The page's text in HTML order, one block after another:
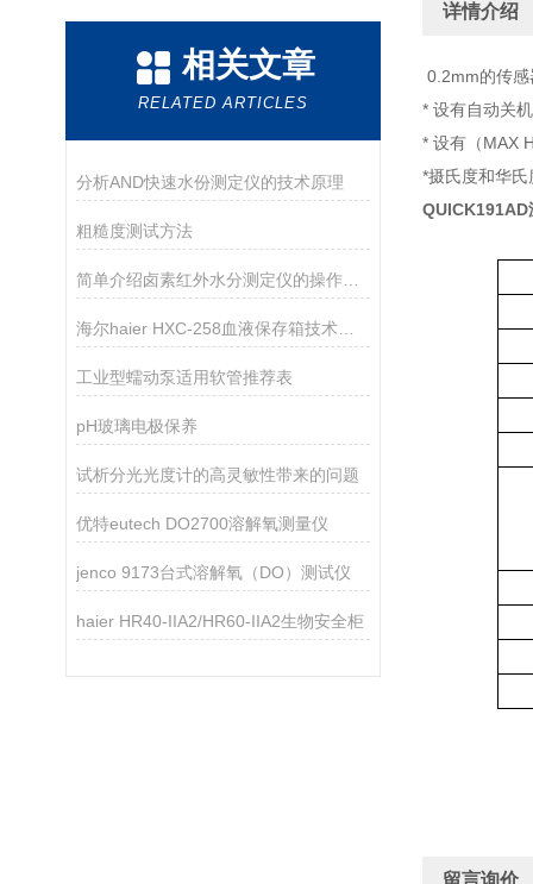
相关文章
RELATED ARTICLES
分析AND快速水份测定仪的技术原理
粗糙度测试方法
简单介绍卤素红外水分测定仪的操作步骤
海尔haier HXC-258血液保存箱技术参数
工业型蠕动泵适用软管推荐表
pH玻璃电极保养
试析分光光度计的高灵敏性带来的问题
优特eutech DO2700溶解氧测量仪
jenco 9173台式溶解氧（DO）测试仪
haier HR40-IIA2/HR60-IIA2生物安全柜
详情介绍
0.2mm的传
* 设有自动关
* 设有（MAX
*摄氏度和华
QUICK191AD
留言询价